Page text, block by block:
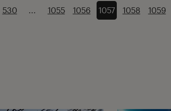
530 ... 1055 1056 1057 1058 1059